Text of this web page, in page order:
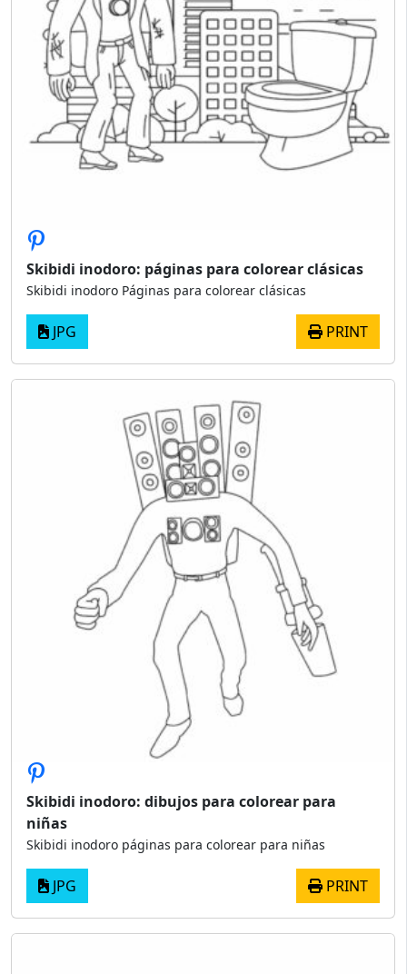
Skibidi inodoro: páginas para colorear clásicas
Skibidi inodoro Páginas para colorear clásicas
JPG PRINT
Skibidi inodoro: dibujos para colorear para
niñas
Skibidi inodoro páginas para colorear para niñas
JPG PRINT